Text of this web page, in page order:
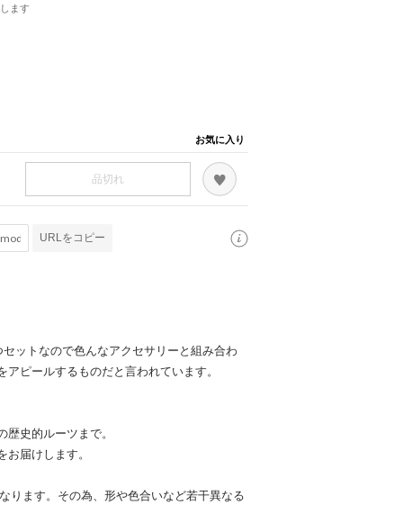
ます
お気に入り
品切れ
URLをコピー
ットなので色んなアクセサリーと組み合わ
ピールするものだと言われています。
史的ルーツまで。
届けします。
ります。その為、形や色合いなど若干異なる